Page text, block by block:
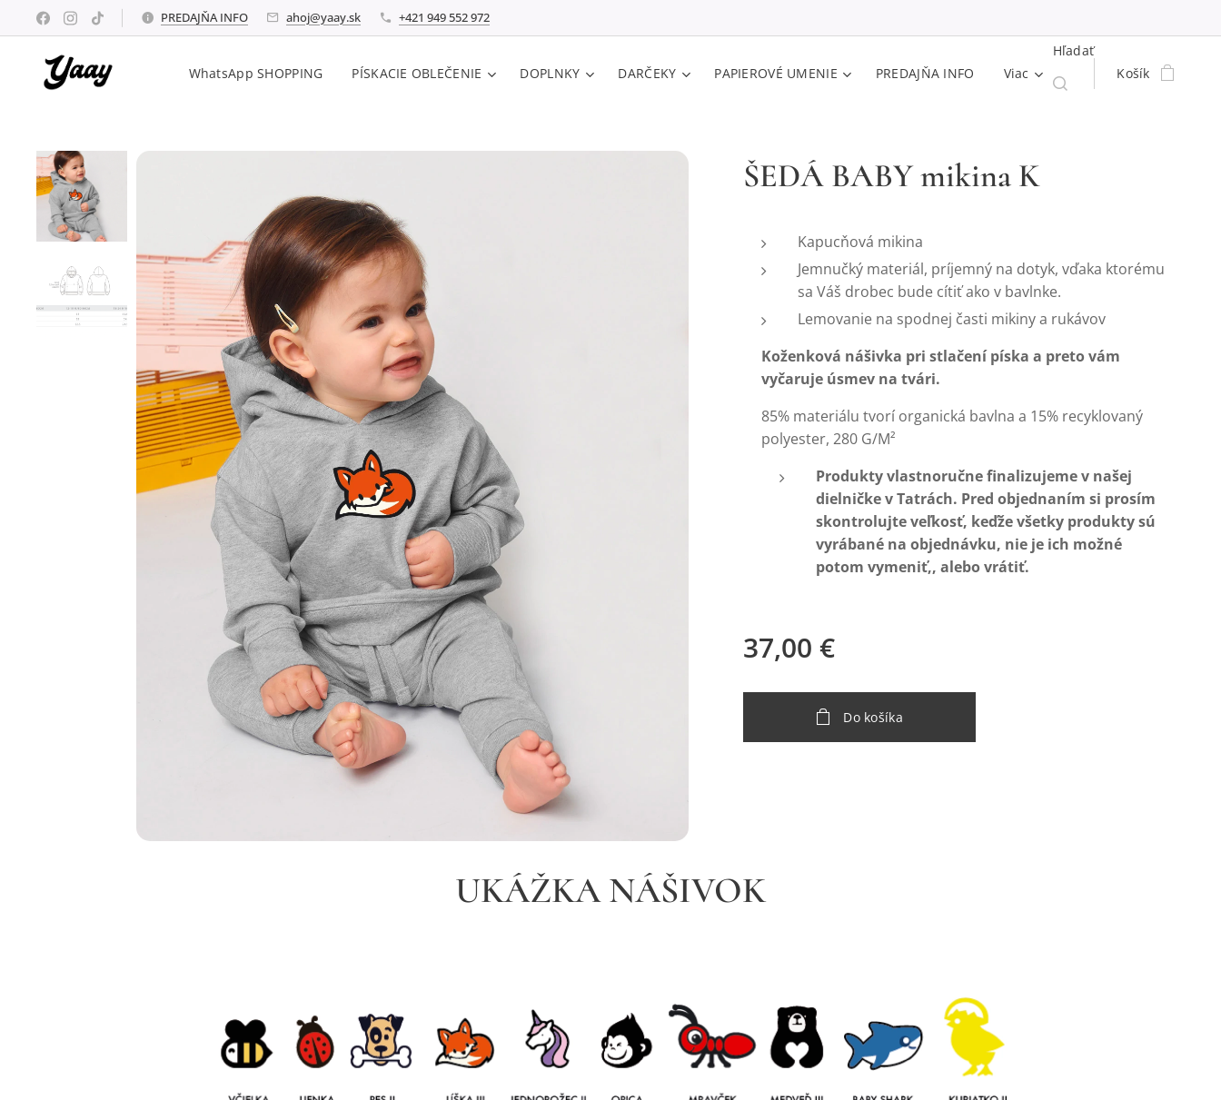
PREDAJŇA INFO ahoj@yaay.sk +421 949 552 972
WhatsApp SHOPPING PÍSKACIE OBLEČENIE DOPLNKY DARČEKY PAPIEROVÉ UMENIE PREDAJŇA INFO Viac
Hľadať
Košík
ŠEDÁ BABY mikina K
Kapucňová mikina
Jemnučký materiál, príjemný na dotyk, vďaka ktorému
sa Váš drobec bude cítiť ako v bavlnke.
Lemovanie na spodnej časti mikiny a rukávov
Koženková nášivka pri stlačení píska a preto vám
vyčaruje úsmev na tvári.
85% materiálu tvorí organická bavlna a 15% recyklovaný
polyester, 280 G/M²
Produkty vlastnoručne finalizujeme v našej
dielničke v Tatrách. Pred objednaním si prosím
skontrolujte veľkosť, keďže všetky produkty sú
vyrábané na objednávku, nie je ich možné
potom vymeniť,, alebo vrátiť.
37,00 €
Do košíka
UKÁŽKA NÁŠIVOK